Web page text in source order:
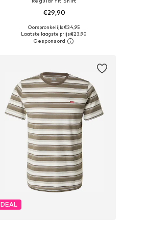
€29,90
Beschikbare maten: XS, S, M, L, XL, XXL
In winkelmandje
Oorspronkelijk: €34,95
Laatste laagste prijs:€23,90
DEAL